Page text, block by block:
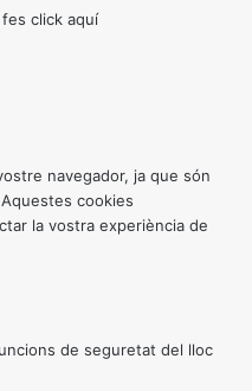
click aquí
navegador, ja que són
cookies
la vostra experiència de
de seguretat del lloc